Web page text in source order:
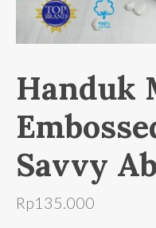
Handuk
Savvy
Rp135.000